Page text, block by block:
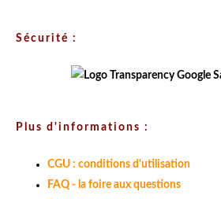
Sécurité :
Plus d'informations :
CGU : conditions d'utilisation
FAQ - la foire aux questions